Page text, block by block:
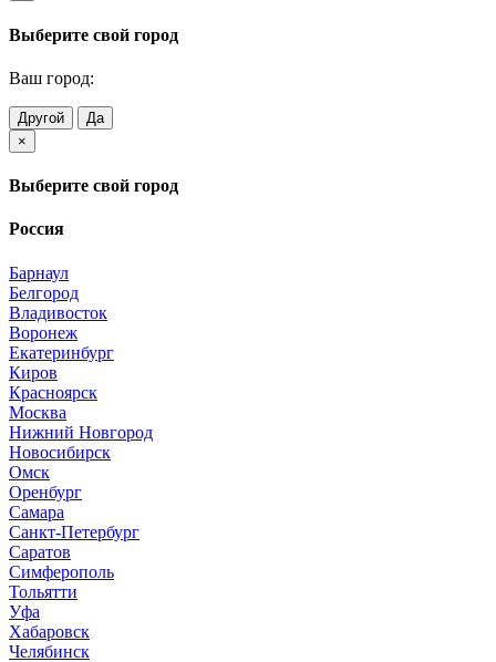
Выберите свой город
Ваш город:
Другой
Да
×
Выберите свой город
Россия
Барнаул
Белгород
Владивосток
Воронеж
Екатеринбург
Киров
Красноярск
Москва
Нижний Новгород
Новосибирск
Омск
Оренбург
Самара
Санкт-Петербург
Саратов
Симферополь
Тольятти
Уфа
Хабаровск
Челябинск